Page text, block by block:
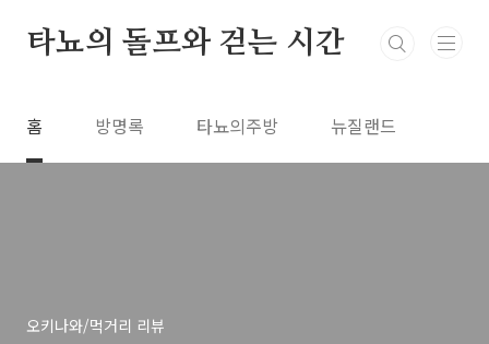
타뇨의 돌프와 걷는 시간
홈 방명록 타뇨의주방 뉴질랜드
오키나와/먹거리 리뷰